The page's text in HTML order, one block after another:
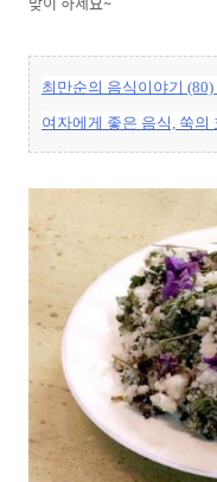
최만순의 음식이야기
여자에게 좋은 음식, 쑥의